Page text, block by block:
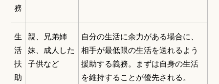
務
生
活
扶
助
親、兄弟姉
妹、成人した
子供など
自分の生活に余力がある場合に、
相手が最低限の生活を送れるよう
援助する義務。まずは自身の生活
を維持することが優先される。